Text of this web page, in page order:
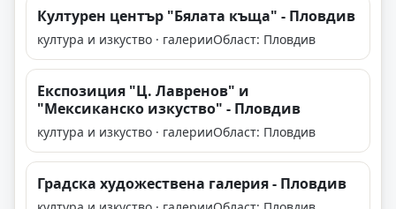
Културен център "Бялата къща" - Пловдив
култура и изкуство · галерииОбласт: Пловдив
Експозиция "Ц. Лавренов" и
"Мексиканско изкуство" - Пловдив
култура и изкуство · галерииОбласт: Пловдив
Градска художествена галерия - Пловдив